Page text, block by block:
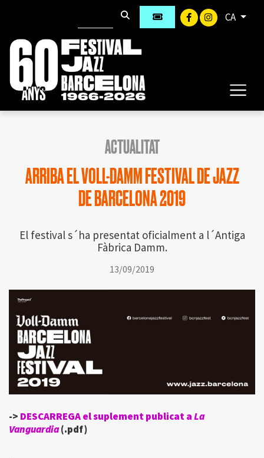
CA
ACTUALITAT
ARRIBA EL VOLL-DAMM FESTIVAL DE JAZZ
DE BARCELONA 2019
El festival s´ha presentat oficialment a l´Antiga
Fàbrica Damm.
13/09/2019
-> DESCARREGA el suplement publicat aLa
Vanguardia(.pdf)